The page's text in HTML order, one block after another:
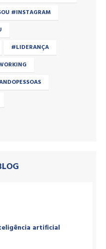
#INSTAGRAM
#LIDERANÇA
artificial